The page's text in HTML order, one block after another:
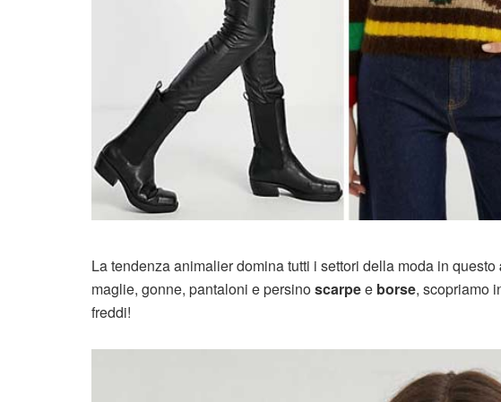
La tendenza animalier domina tutti i settori della moda in questo
maglie, gonne, pantaloni e persinoscarpee borse, scopriamo
freddi!